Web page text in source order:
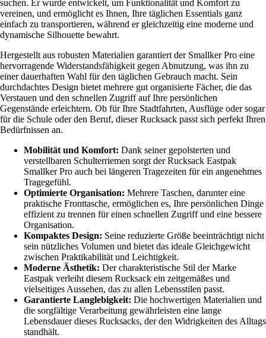
suchen. Er wurde entwickelt, um Funktionalität und Komfort zu
vereinen, und ermöglicht es Ihnen, Ihre täglichen Essentials ganz
einfach zu transportieren, während er gleichzeitig eine moderne und
dynamische Silhouette bewahrt.
Hergestellt aus robusten Materialien garantiert der Smallker Pro eine
hervorragende Widerstandsfähigkeit gegen Abnutzung, was ihn zu
einer dauerhaften Wahl für den täglichen Gebrauch macht. Sein
durchdachtes Design bietet mehrere gut organisierte Fächer, die das
Verstauen und den schnellen Zugriff auf Ihre persönlichen
Gegenstände erleichtern. Ob für Ihre Stadtfahrten, Ausflüge oder sogar
für die Schule oder den Beruf, dieser Rucksack passt sich perfekt Ihren
Bedürfnissen an.
Mobilität und Komfort: Dank seiner gepolsterten und
verstellbaren Schulterriemen sorgt der Rucksack Eastpak
Smallker Pro auch bei längeren Tragezeiten für ein angenehmes
Tragegefühl.
Optimierte Organisation: Mehrere Taschen, darunter eine
praktische Fronttasche, ermöglichen es, Ihre persönlichen Dinge
effizient zu trennen für einen schnellen Zugriff und eine bessere
Organisation.
Kompaktes Design: Seine reduzierte Größe beeinträchtigt nicht
sein nützliches Volumen und bietet das ideale Gleichgewicht
zwischen Praktikabilität und Leichtigkeit.
Moderne Ästhetik: Der charakteristische Stil der Marke
Eastpak verleiht diesem Rucksack ein zeitgemäßes und
vielseitiges Aussehen, das zu allen Lebensstilen passt.
Garantierte Langlebigkeit: Die hochwertigen Materialien und
die sorgfältige Verarbeitung gewährleisten eine lange
Lebensdauer dieses Rucksacks, der den Widrigkeiten des Alltags
standhält.